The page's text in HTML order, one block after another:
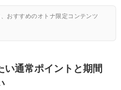
おすすめのオトナ限定コンテンツ
い通常ポイントと期間